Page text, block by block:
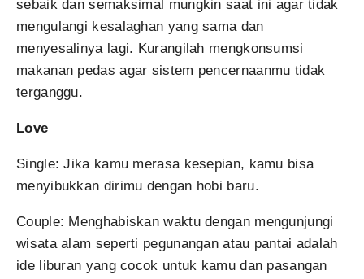
sebaik dan semaksimal mungkin saat ini agar tidak
mengulangi kesalaghan yang sama dan
menyesalinya lagi. Kurangilah mengkonsumsi
makanan pedas agar sistem pencernaanmu tidak
terganggu.
Love
Single: Jika kamu merasa kesepian, kamu bisa
menyibukkan dirimu dengan hobi baru.
Couple: Menghabiskan waktu dengan mengunjungi
wisata alam seperti pegunangan atau pantai adalah
ide liburan yang cocok untuk kamu dan pasangan